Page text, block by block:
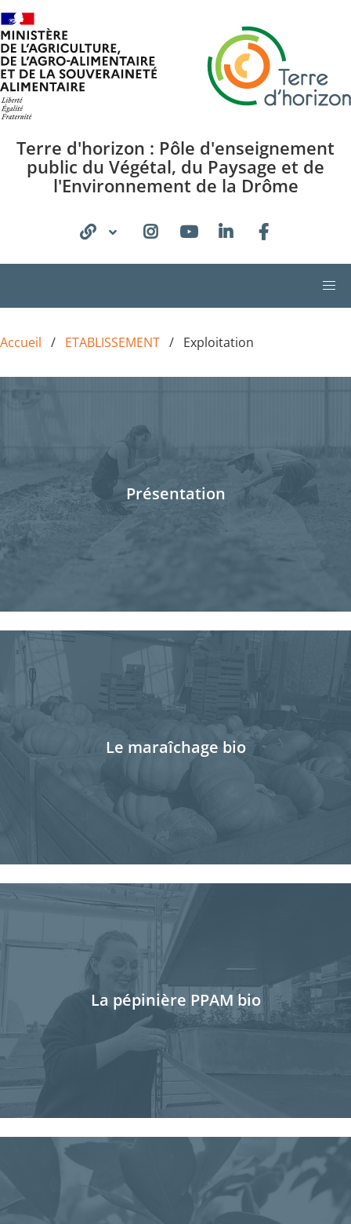
Aller au contenu principal
Terre d'horizon : Pôle d'enseignement
public du Végétal, du Paysage et de
l'Environnement de la Drôme
Accueil ETABLISSEMENT Exploitation
Présentation
Le maraîchage bio
La pépinière PPAM bio